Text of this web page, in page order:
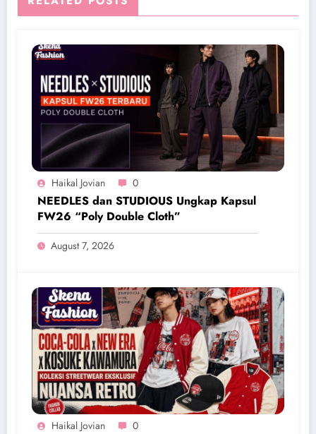
Haikal Jovian 0
NEEDLES dan STUDIOUS Ungkap Kapsul
FW26 “Poly Double Cloth”
August 7, 2026
Haikal Jovian 0